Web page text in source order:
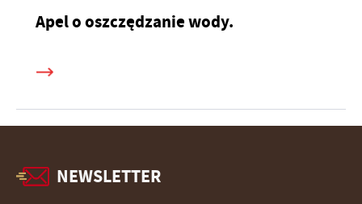
Apel o oszczędzanie wody.
NEWSLETTER